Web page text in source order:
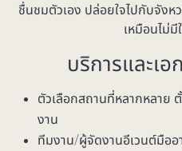
ชื่นชมตัวเอง ปล่อยใจไปกับจังห
เหมือนไม่
บริการและเ
ตัวเลือกสถานที่หลากหลาย
งาน
ทีมงาน/ผู้จัดงานอีเวนต์มืออ